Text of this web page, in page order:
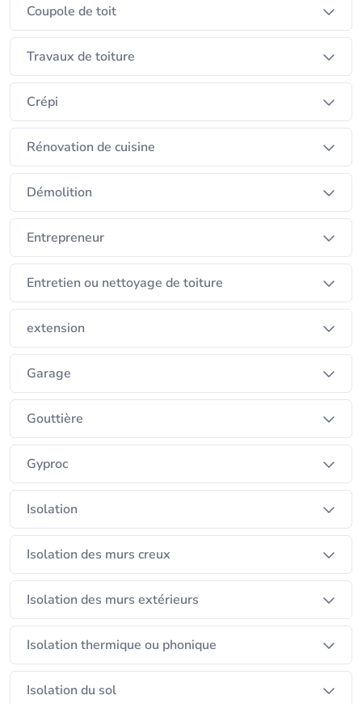
Coupole de toit
Travaux de toiture
Crépi
Rénovation de cuisine
Démolition
Entrepreneur
Entretien ou nettoyage de toiture
extension
Garage
Gouttière
Gyproc
Isolation
Isolation des murs creux
Isolation des murs extérieurs
Isolation thermique ou phonique
Isolation du sol